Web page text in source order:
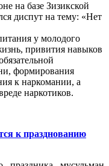
на базе Зизикской
диспут на тему: «Нет
у молодого
привития навыков
формирования
к наркомании, а
наркотиков.
к празднованию